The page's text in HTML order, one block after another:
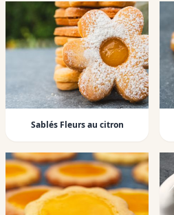
Sablés Fleurs au citron